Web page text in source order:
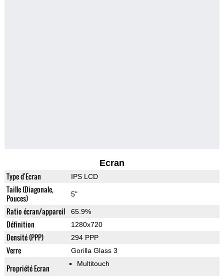
Ecran
Type d'Ecran IPS LCD
Taille (Diagonale,
Pouces)
5"
Ratio écran/appareil 65.9%
Définition 1280x720
Densité (PPP) 294 PPP
Verre Gorilla Glass 3
Propriété Ecran Multitouch